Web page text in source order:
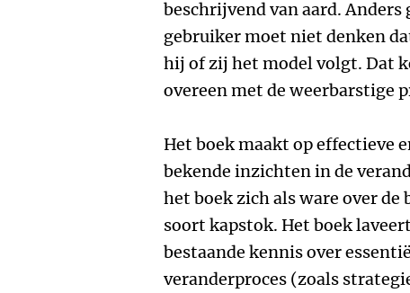
beschrijvend van aard. Anders
gebruiker moet niet denken
hij of zij het model volgt. Dat
overeen met de weerbarstige
Het boek maakt op effectieve
bekende inzichten in de
het boek zich als ware over de
soort kapstok. Het boek
bestaande kennis over
veranderproces (zoals